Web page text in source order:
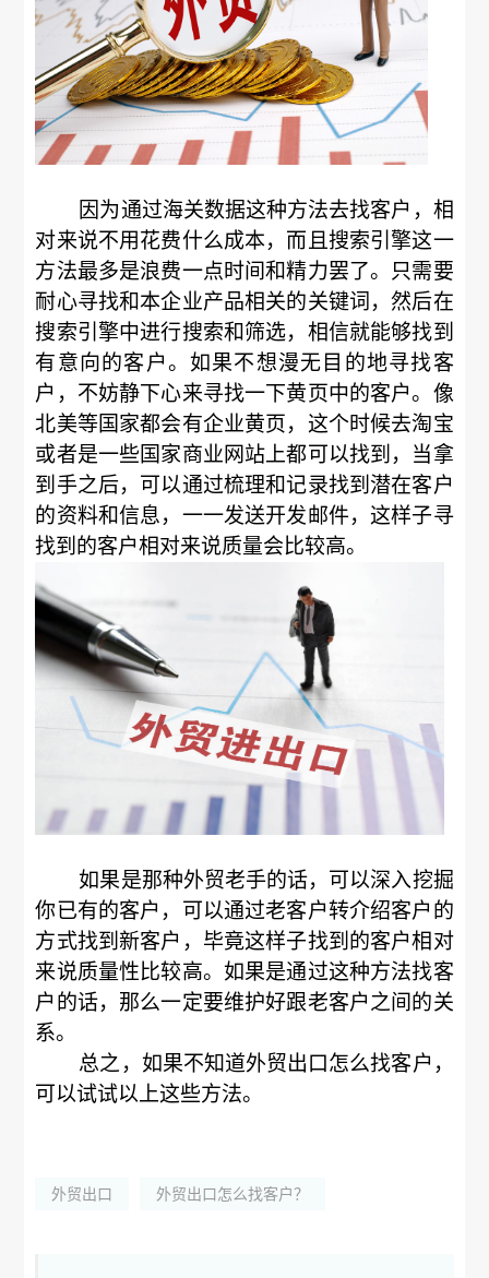
因为通过海关数据这种方法去找客户，相
对来说不用花费什么成本，而且搜索引擎这一
方法最多是浪费一点时间和精力罢了。只需要
耐心寻找和本企业产品相关的关键词，然后在
搜索引擎中进行搜索和筛选，相信就能够找到
有意向的客户。如果不想漫无目的地寻找客
户，不妨静下心来寻找一下黄页中的客户。像
北美等国家都会有企业黄页，这个时候去淘宝
或者是一些国家商业网站上都可以找到，当拿
到手之后，可以通过梳理和记录找到潜在客户
的资料和信息，一一发送开发邮件，这样子寻
找到的客户相对来说质量会比较高。
如果是那种外贸老手的话，可以深入挖掘
你已有的客户，可以通过老客户转介绍客户的
方式找到新客户，毕竟这样子找到的客户相对
来说质量性比较高。如果是通过这种方法找客
户的话，那么一定要维护好跟老客户之间的关
系。
总之，如果不知道外贸出口怎么找客户，
可以试试以上这些方法。
外贸出口 外贸出口怎么找客户？